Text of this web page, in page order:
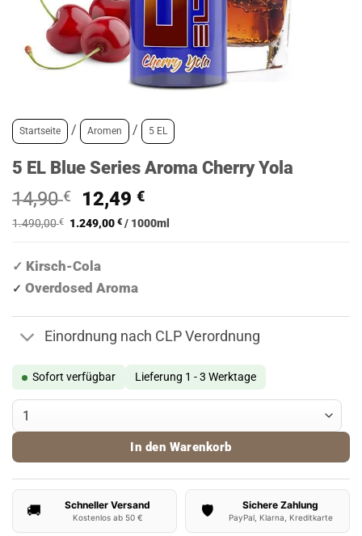
Startseite / Aromen / 5 EL
5 EL Blue Series Aroma Cherry Yola
14,90€
Ursprünglicher
Preis
14,90 €
12,49€Aktueller
Preis
1.490,00€ 1.249,00€ / 1000ml
✓ Kirsch-Cola
✓ Overdosed Aroma
Einordnung nach CLP Verordnung
Sofort verfügbar Lieferung 1 - 3 Werktage
5 EL Blue Series Aroma Cherry Yola Menge
In den Warenkorb
🚚 Schneller Versand
Kostenlos ab 50 € 🛡️ Sichere Zahlung
PayPal, Klarna, Kreditkarte